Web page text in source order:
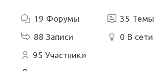
19 Форумы 35 Темы
88 Записи 0 В сети
95 Участники